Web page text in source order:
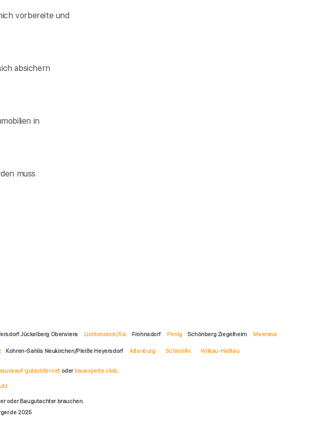
vorbereite und
absichern
in
muss
Jückelberg Oberwiera Lichtenstein/Sa. Frohnsdorf Penig Schönberg Ziegelheim Meerane
Kohren-Sahlis Neukirchen/Pleiße Heyersdorf Altenburg Schmölln Wilkau-Haßlau
gutachter.net oder bauexperte.club.
oder Baugutachter brauchen.
2025